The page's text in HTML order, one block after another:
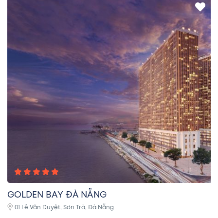
GOLDEN BAY ĐÀ NẴNG
01 Lê Văn Duyệt, Sơn Trà, Đà Nẵng